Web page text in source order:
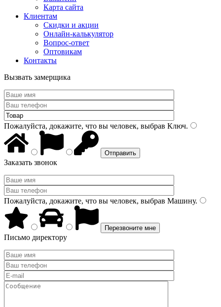
Карта сайта
Клиентам
Скидки и акции
Онлайн-калькулятор
Вопрос-ответ
Оптовикам
Контакты
Вызвать замерщика
Пожалуйста, докажите, что вы человек, выбрав Ключ.
Заказать звонок
Пожалуйста, докажите, что вы человек, выбрав Машину.
Письмо директору